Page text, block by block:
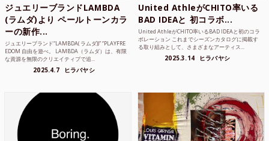
ジュエリーブランドLAMBDA
(ラムダ)より ペールトーンカラ
ーの新作...
ジュエリーブランド“LAMBDA( ラムダ))” “PLAYFRE
EDOM 自由を遊べ。 LAMBDA（ラムダ）は、有限
な資源を無限のクリエイティブで追...
2025.4.7 ヒラバヤシ
United AthleがCHITO率いる
BAD IDEAと 初コラボ...
United AthleがCHITO率いるBAD IDEAと初のコラ
ボレーション これまでシーズンカタログに掲載す
る取り組みとして、さまざまなアーティス...
2025.3.14 ヒラバヤシ